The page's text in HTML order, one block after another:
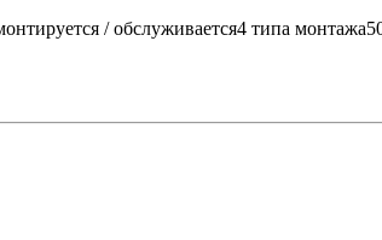
/ обслуживается4 типа